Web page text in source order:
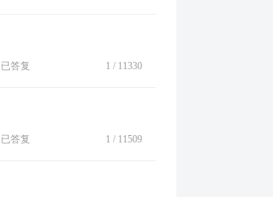
已答复 1 / 11330
已答复 1 / 11509